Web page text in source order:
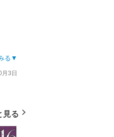
る▼
3日
見る